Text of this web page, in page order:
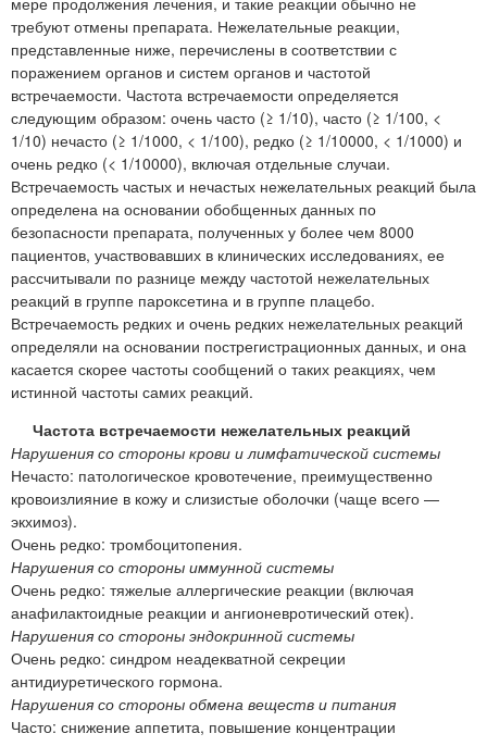
требуют отмены препарата. Нежелательные реакции,
представленные ниже, перечислены в соответствии с
поражением органов и систем органов и частотой
встречаемости. Частота встречаемости определяется
следующим образом: очень часто (≥ 1/10), часто (≥ 1/100, <
1/10) нечасто (≥ 1/1000, < 1/100), редко (≥ 1/10000, < 1/1000) и
очень редко (< 1/10000), включая отдельные случаи.
Встречаемость частых и нечастых нежелательных реакций была
определена на основании обобщенных данных по
безопасности препарата, полученных у более чем 8000
пациентов, участвовавших в клинических исследованиях, ее
рассчитывали по разнице между частотой нежелательных
реакций в группе пароксетина и в группе плацебо.
Встречаемость редких и очень редких нежелательных реакций
определяли на основании пострегистрационных данных, и она
касается скорее частоты сообщений о таких реакциях, чем
истинной частоты самих реакций.
Частота встречаемости нежелательных реакций
Нарушения со стороны крови и лимфатической системы
Нечасто: патологическое кровотечение, преимущественно
кровоизлияние в кожу и слизистые оболочки (чаще всего —
экхимоз).
Очень редко: тромбоцитопения.
Нарушения со стороны иммунной системы
Очень редко: тяжелые аллергические реакции (включая
анафилактоидные реакции и ангионевротический отек).
Нарушения со стороны эндокринной системы
Очень редко: синдром неадекватной секреции
антидиуретического гормона.
Нарушения со стороны обмена веществ и питания
Часто: снижение аппетита, повышение концентрации